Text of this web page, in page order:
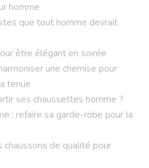
homme
que tout homme devrait
être élégant en soirée
une chemise pour
tenue
ses chaussettes homme ?
: refaire sa garde-robe pour la
chaussons de qualité pour